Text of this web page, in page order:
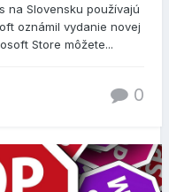
na Slovensku používajú
oznámil vydanie novej
Store môžete...
0